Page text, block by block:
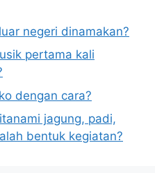
negeri dinamakan?
pertama kali
dengan cara?
jagung, padi,
bentuk kegiatan?